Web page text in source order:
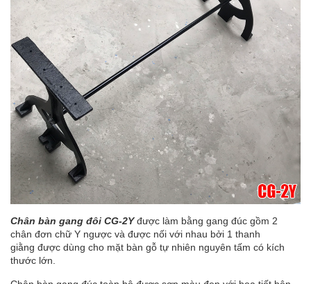
Chân bàn gang đôi CG-2Yđược làm bằng gang đúc gồm 2
chân đơn chữ Y ngược và được nối với nhau bởi 1 thanh
giằng được dùng cho mặt bàn gỗ tự nhiên nguyên tấm có kích
thước lớn.